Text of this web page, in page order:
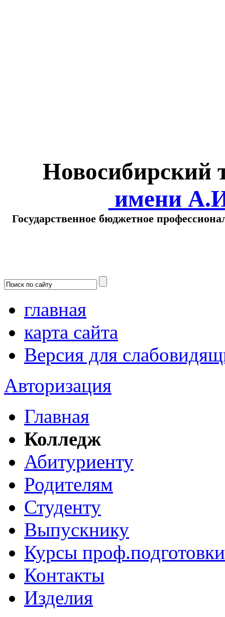
Новосибирский
имени
Государственное бюджетное
главная
карта сайта
Версия для
Авторизация
Главная
Колледж
Абитуриенту
Родителям
Студенту
Выпускнику
Курсы проф.подготовки
Контакты
Изделия